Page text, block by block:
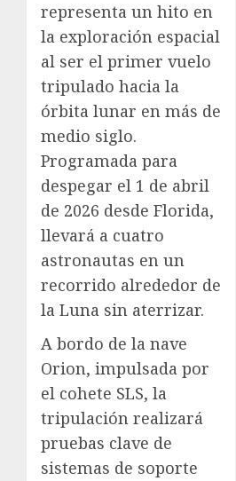
representa un hito en
la exploración espacial
al ser el primer vuelo
tripulado hacia la
órbita lunar en más de
medio siglo.
Programada para
despegar el 1 de abril
de 2026 desde Florida,
llevará a cuatro
astronautas en un
recorrido alrededor de
la Luna sin aterrizar.
A bordo de la nave
Orion, impulsada por
el cohete SLS, la
tripulación realizará
pruebas clave de
sistemas de soporte